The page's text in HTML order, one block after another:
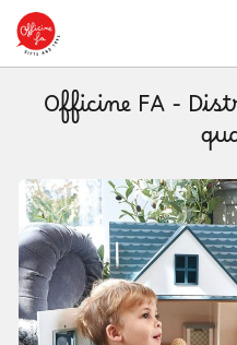
Officine FA -